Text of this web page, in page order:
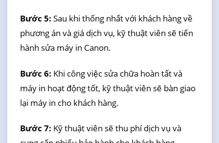
Bước 5: Sau khi thống nhất với khách hàng về
phương án và giá dịch vụ, kỹ thuật viên sẽ tiến
hành sửa máy in Canon.
Bước 6: Khi công việc sửa chữa hoàn tất và
máy in hoạt động tốt, kỹ thuật viên sẽ bàn giao
lại máy in cho khách hàng.
Bước 7: Kỹ thuật viên sẽ thu phí dịch vụ và